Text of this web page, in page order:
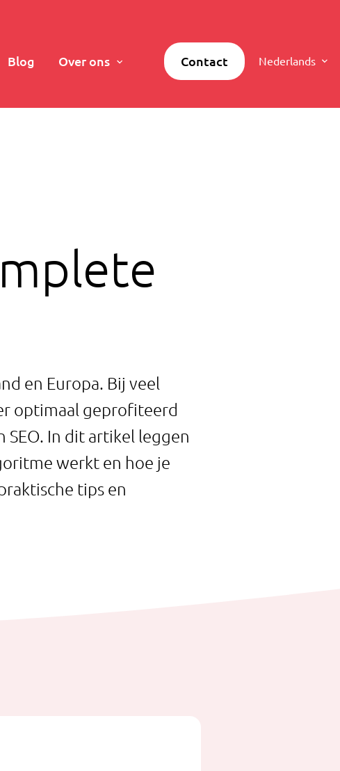
Blog Over ons Contact Nederlands
en Europa. Bij veel
optimaal geprofiteerd
In dit artikel leggen
werkt en hoe je
tips en